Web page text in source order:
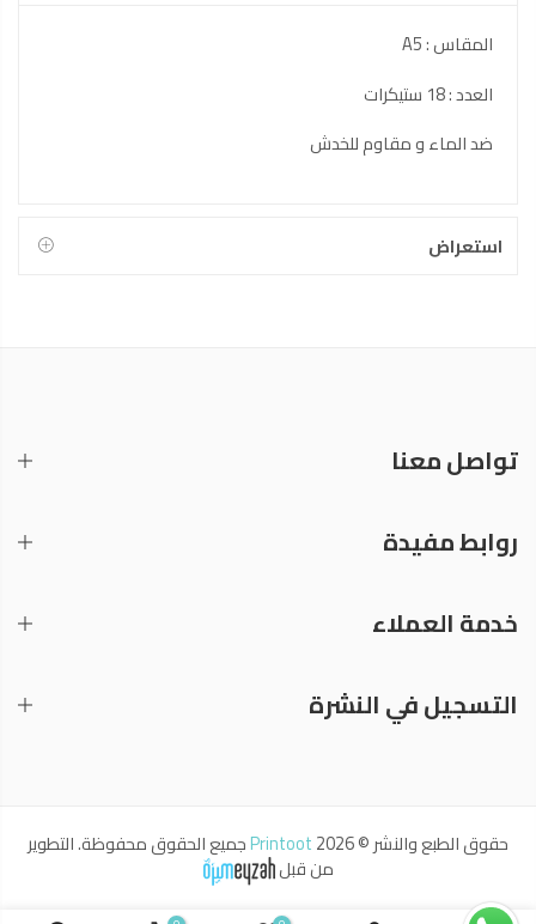
المقاس : A5
العدد : 18 ستيكرات
ضد الماء و مقاوم للخدش
استعراض
تواصل معنا
روابط مفيدة
خدمة العملاء
التسجيل في النشرة
حقوق الطبع والنشر © 2026 Printootجميع الحقوق محفوظة. التطوير
من قبل